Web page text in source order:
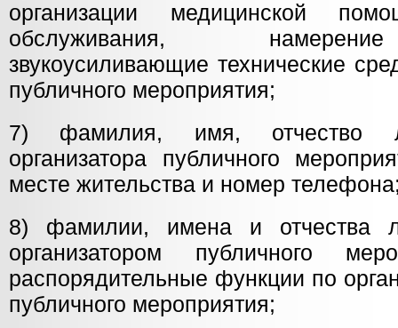
организации медицинской
обслуживания,
звукоусиливающие технические
публичного мероприятия;
7) фамилия, имя, отчество
организатора публичного
месте жительства и номер
8) фамилии, имена и отчества
организатором публичного
распорядительные функции по
публичного мероприятия;